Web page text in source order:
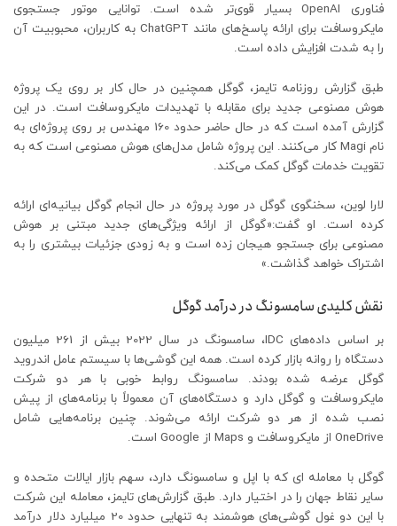
فناوری OpenAI بسیار قوی‌تر شده است. توانایی موتور جستجوی
مایکروسافت برای ارائه پاسخ‌های مانند ChatGPT به کاربران، محبوبیت آن
را به شدت افزایش داده است.
طبق گزارش روزنامه تایمز، گوگل همچنین در حال کار بر روی یک پروژه
هوش مصنوعی جدید برای مقابله با تهدیدات مایکروسافت است. در این
گزارش آمده است که در حال حاضر حدود 160 مهندس بر روی پروژه‌ای به
نام Magi کار می‌کنند. این پروژه شامل مدل‌های هوش مصنوعی است که به
تقویت خدمات گوگل کمک می‌کند.
لارا لوین، سخنگوی گوگل در مورد پروژه در حال انجام گوگل بیانیه‌ای ارائه
کرده است. او گفت:«گوگل از ارائه ویژگی‌های جدید مبتنی بر هوش
مصنوعی برای جستجو هیجان زده است و به زودی جزئیات بیشتری را به
اشتراک خواهد گذاشت.»
نقش کلیدی سامسونگ در درآمد گوگل
بر اساس داده‌های IDC، سامسونگ در سال 2022 بیش از 261 میلیون
دستگاه را روانه بازار کرده است. همه این گوشی‌ها با سیستم عامل اندروید
گوگل عرضه شده بودند. سامسونگ روابط خوبی با هر دو شرکت
مایکروسافت و گوگل دارد و دستگاه‌های آن معمولاً با برنامه‌های از پیش
نصب شده از هر دو شرکت ارائه می‌شوند. چنین برنامه‌هایی شامل
OneDrive از مایکروسافت و Maps از Google است.
گوگل با معامله ای که با اپل و سامسونگ دارد، سهم بازار ایالات متحده و
سایر نقاط جهان را در اختیار دارد. طبق گزارش‌های تایمز، معامله این شرکت
با این دو غول گوشی‌های هوشمند به تنهایی حدود 20 میلیارد دلار درآمد